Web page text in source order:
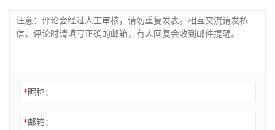
*昵称：
*邮箱：